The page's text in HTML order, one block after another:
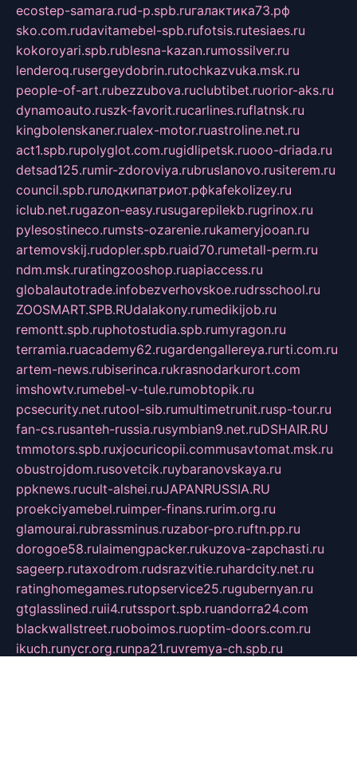
ecostep-samara.rud-p.spb.ruгалактика73.рф
sko.com.rudavitamebel-spb.rufotsis.rutesiaes.ru
kokoroyari.spb.rublesna-kazan.rumossilver.ru
lenderoq.rusergeydobrin.rutochkazvuka.msk.ru
people-of-art.rubezzubova.ruclubtibet.ruorior-aks.ru
dynamoauto.ruszk-favorit.rucarlines.ruflatnsk.ru
kingbolenskaner.rualex-motor.ruastroline.net.ru
act1.spb.rupolyglot.com.rugidlipetsk.ruooo-driada.ru
detsad125.rumir-zdoroviya.rubruslanovo.rusiterem.ru
council.spb.ruлодкипатриот.рфkafekolizey.ru
iclub.net.rugazon-easy.rusugarepilekb.rugrinox.ru
pylesostineco.rumsts-ozarenie.rukameryjooan.ru
artemovskij.rudopler.spb.ruaid70.rumetall-perm.ru
ndm.msk.ruratingzooshop.ruapiaccess.ru
globalautotrade.infobezverhovskoe.rudrsschool.ru
ZOOSMART.SPB.RUdalakony.rumedikijob.ru
remontt.spb.ruphotostudia.spb.rumyragon.ru
terramia.ruacademy62.rugardengallereya.rurti.com.ru
artem-news.rubiserinca.rukrasnodarkurort.com
imshowtv.rumebel-v-tule.rumobtopik.ru
pcsecurity.net.rutool-sib.rumultimetrunit.rusp-tour.ru
fan-cs.rusanteh-russia.rusymbian9.net.ruDSHAIR.RU
tmmotors.spb.ruxjocuricopii.commusavtomat.msk.ru
obustrojdom.rusovetcik.ruybaranovskaya.ru
ppknews.rucult-alshei.ruJAPANRUSSIA.RU
proekciyamebel.ruimper-finans.rurim.org.ru
glamourai.rubrassminus.ruzabor-pro.ruftn.pp.ru
dorogoe58.rulaimengpacker.rukuzova-zapchasti.ru
sageerp.rutaxodrom.rudsrazvitie.ruhardcity.net.ru
ratinghomegames.rutopservice25.rugubernyan.ru
gtglasslined.ruii4.rutssport.spb.ruandorra24.com
blackwallstreet.ruoboimos.ruoptim-doors.com.ru
ikuch.runycr.org.runpa21.ruvremya-ch.spb.ru